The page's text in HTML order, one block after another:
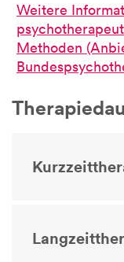
Weitere
Methoden